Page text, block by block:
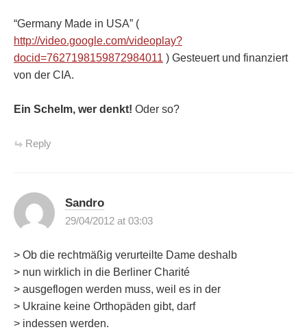
“Germany Made in USA” (
http://video.google.com/videoplay?
docid=7627198159872984011 ) Gesteuert und finanziert
von der CIA.
Ein Schelm, wer denkt! Oder so?
Reply
Sandro
29/04/2012 at 03:03
> Ob die rechtmäßig verurteilte Dame deshalb
> nun wirklich in die Berliner Charité
> ausgeflogen werden muss, weil es in der
> Ukraine keine Orthopäden gibt, darf
> indessen werden.